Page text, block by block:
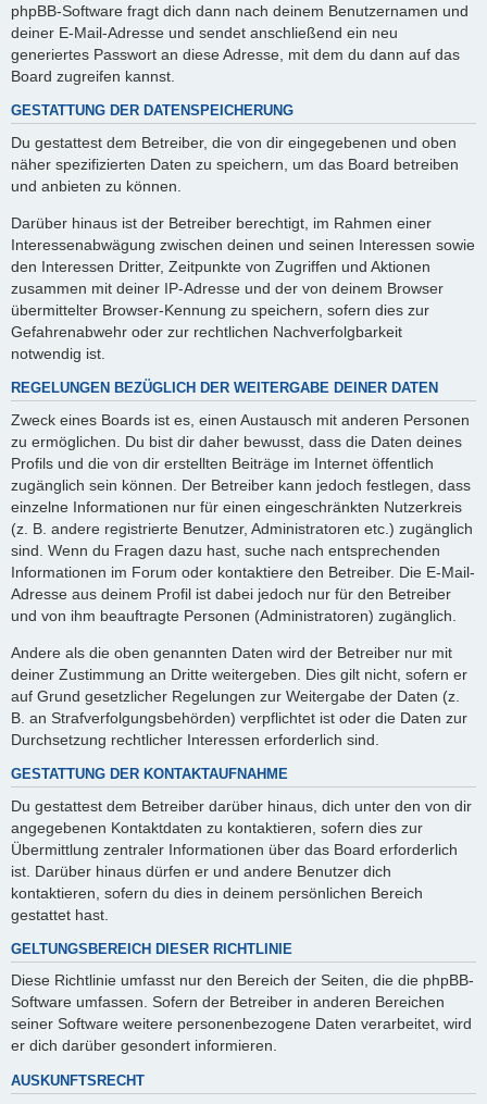
phpBB-Software fragt dich dann nach deinem Benutzernamen und
deiner E-Mail-Adresse und sendet anschließend ein neu
generiertes Passwort an diese Adresse, mit dem du dann auf das
Board zugreifen kannst.
GESTATTUNG DER DATENSPEICHERUNG
Du gestattest dem Betreiber, die von dir eingegebenen und oben
näher spezifizierten Daten zu speichern, um das Board betreiben
und anbieten zu können.
Darüber hinaus ist der Betreiber berechtigt, im Rahmen einer
Interessenabwägung zwischen deinen und seinen Interessen sowie
den Interessen Dritter, Zeitpunkte von Zugriffen und Aktionen
zusammen mit deiner IP-Adresse und der von deinem Browser
übermittelter Browser-Kennung zu speichern, sofern dies zur
Gefahrenabwehr oder zur rechtlichen Nachverfolgbarkeit
notwendig ist.
REGELUNGEN BEZÜGLICH DER WEITERGABE DEINER DATEN
Zweck eines Boards ist es, einen Austausch mit anderen Personen
zu ermöglichen. Du bist dir daher bewusst, dass die Daten deines
Profils und die von dir erstellten Beiträge im Internet öffentlich
zugänglich sein können. Der Betreiber kann jedoch festlegen, dass
einzelne Informationen nur für einen eingeschränkten Nutzerkreis
(z. B. andere registrierte Benutzer, Administratoren etc.) zugänglich
sind. Wenn du Fragen dazu hast, suche nach entsprechenden
Informationen im Forum oder kontaktiere den Betreiber. Die E-Mail-
Adresse aus deinem Profil ist dabei jedoch nur für den Betreiber
und von ihm beauftragte Personen (Administratoren) zugänglich.
Andere als die oben genannten Daten wird der Betreiber nur mit
deiner Zustimmung an Dritte weitergeben. Dies gilt nicht, sofern er
auf Grund gesetzlicher Regelungen zur Weitergabe der Daten (z.
B. an Strafverfolgungsbehörden) verpflichtet ist oder die Daten zur
Durchsetzung rechtlicher Interessen erforderlich sind.
GESTATTUNG DER KONTAKTAUFNAHME
Du gestattest dem Betreiber darüber hinaus, dich unter den von dir
angegebenen Kontaktdaten zu kontaktieren, sofern dies zur
Übermittlung zentraler Informationen über das Board erforderlich
ist. Darüber hinaus dürfen er und andere Benutzer dich
kontaktieren, sofern du dies in deinem persönlichen Bereich
gestattet hast.
GELTUNGSBEREICH DIESER RICHTLINIE
Diese Richtlinie umfasst nur den Bereich der Seiten, die die phpBB-
Software umfassen. Sofern der Betreiber in anderen Bereichen
seiner Software weitere personenbezogene Daten verarbeitet, wird
er dich darüber gesondert informieren.
AUSKUNFTSRECHT